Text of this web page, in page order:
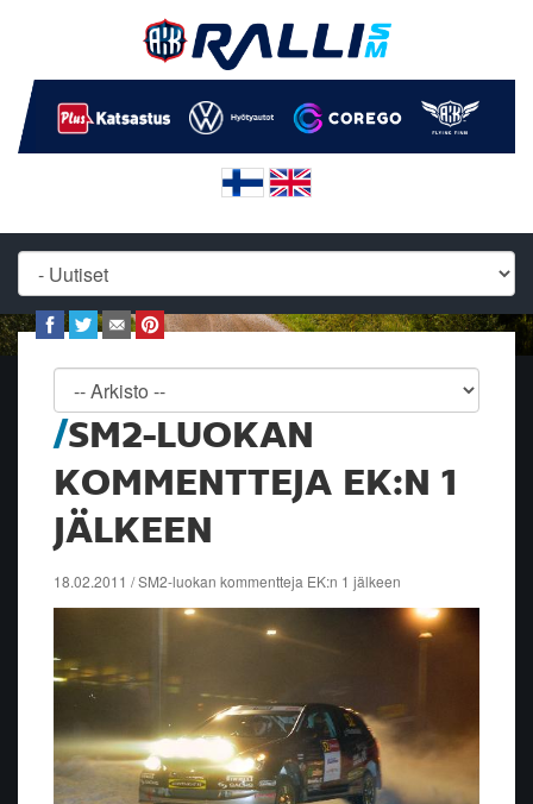
SM2-LUOKAN
KOMMENTTEJA EK:N 1
JÄLKEEN
18.02.2011 / SM2-luokan kommentteja EK:n 1 jälkeen